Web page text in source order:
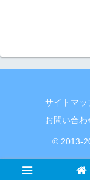
サイトマッ
お問い合わ
© 2013-